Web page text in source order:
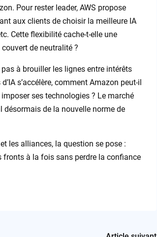
Pour rester leader, AWS propose
aux clients de choisir la meilleure IA
Cette flexibilité cache-t-elle une
de neutralité ?
à brouiller les lignes entre intérêts
s’accélère, comment Amazon peut-il
ses technologies ? Le marché
désormais de la nouvelle norme de
les alliances, la question se pose :
fronts à la fois sans perdre la confiance